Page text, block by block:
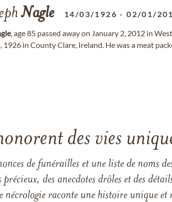
Nagle 14/03/1926 -02/01/
, age 85 passed away on January 2, 2012 in
1926 in County Clare, Ireland. He was a meat
des vies
de funérailles et une liste de noms
des anecdotes drôles et des
raconte une histoire unique et